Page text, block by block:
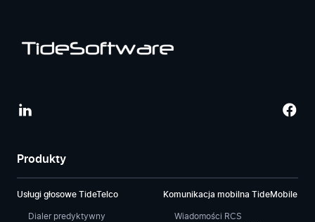
Produkty
Usługi głosowe TideTelco
Dialer predyktywny
Komunikacja mobilna TideMobile
Wiadomości RCS